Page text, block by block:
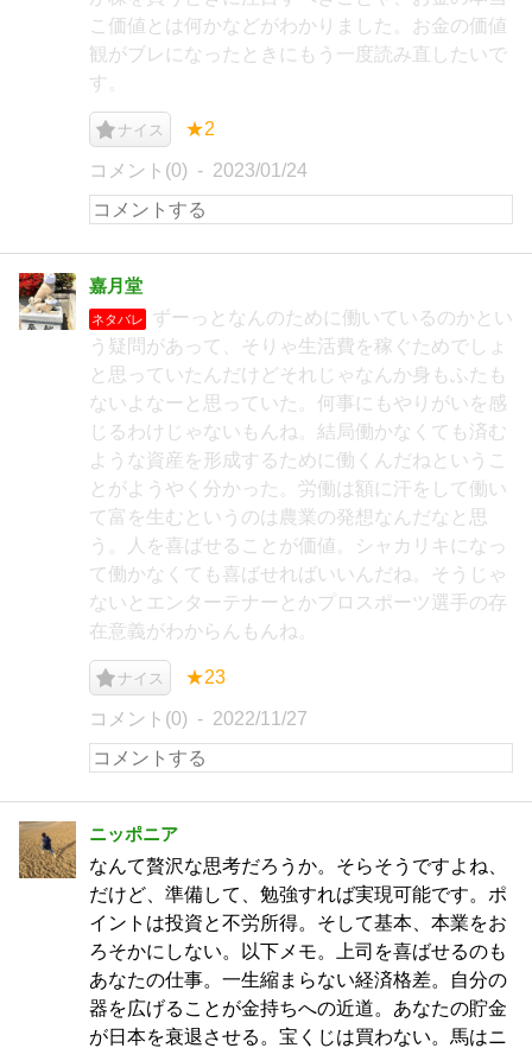
こ価値とは何かなどがわかりました。お金の価値
観がブレになったときにもう一度読み直したいで
す。
ナイス ★2
コメント(0) 2023/01/24
嘉月堂
ネタバレ
ずーっとなんのために働いているのかとい
う疑問があって、そりゃ生活費を稼ぐためでしょ
と思っていたんだけどそれじゃなんか身もふたも
ないよなーと思っていた。何事にもやりがいを感
じるわけじゃないもんね。結局働かなくても済む
ような資産を形成するために働くんだねというこ
とがようやく分かった。労働は額に汗をして働い
て富を生むというのは農業の発想なんだなと思
う。人を喜ばせることが価値。シャカリキになっ
て働かなくても喜ばせればいいんだね。そうじゃ
ないとエンターテナーとかプロスポーツ選手の存
在意義がわからんもんね。
ナイス ★23
コメント(0) 2022/11/27
ニッポニア
なんて贅沢な思考だろうか。そらそうですよね、
だけど、準備して、勉強すれば実現可能です。ポ
イントは投資と不労所得。そして基本、本業をお
ろそかにしない。以下メモ。上司を喜ばせるのも
あなたの仕事。一生縮まらない経済格差。自分の
器を広げることが金持ちへの近道。あなたの貯金
が日本を衰退させる。宝くじは買わない。馬はニ